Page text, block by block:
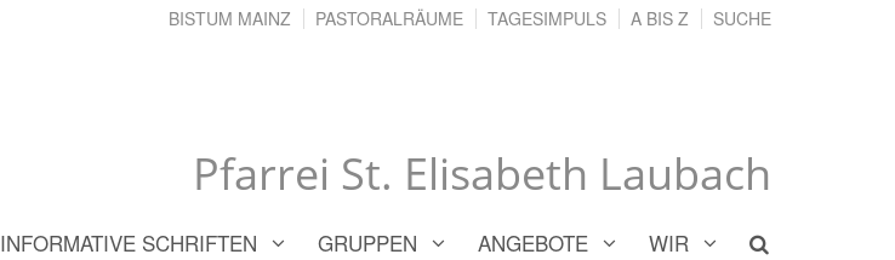
Pfarrei St. Elisabeth Laubach
BISTUM MAINZ PASTORALRÄUME TAGESIMPULS A BIS Z SUCHE
INFORMATIVE SCHRIFTEN GRUPPEN ANGEBOTE WIR